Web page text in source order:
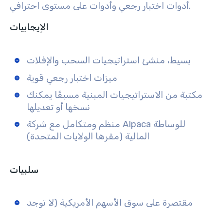
أدوات اختبار رجعي وأدوات على مستوى احترافي.
الإيجابيات
بسيط، منشئ استراتيجيات السحب والإفلات
ميزات اختبار رجعي قوية
مكتبة من الاستراتيجيات المبنية مسبقًا يمكنك
نسخها أو تعديلها
منظم ومتكامل مع شركة Alpaca للوساطة
المالية (مقرها الولايات المتحدة)
سلبيات
مقتصرة على سوق الأسهم الأمريكية (لا توجد